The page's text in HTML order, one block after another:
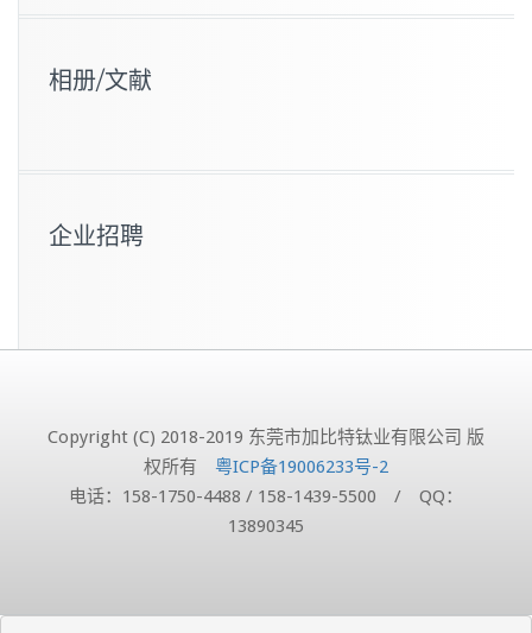
相册/文献
企业招聘
Copyright (C) 2018-2019 东莞市加比特钛业有限公司 版
权所有 粤ICP备19006233号-2
电话：158-1750-4488 / 158-1439-5500 / QQ：
13890345